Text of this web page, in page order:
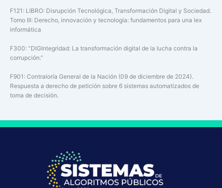
F121: LIBRO: Disrupción Tecnológica, Transformación Digital y Sociedad.
Tomo III: Derecho, innovación y tecnología: fundamentos para una lex
informática
F300: “DIGIntegridad: La transformación digital de la lucha contra la
corrupción.”
F901: Contraloría General de la Nación (09 de diciembre de 2024).
Respuesta a derecho de petición sobre 6 sistemas automatizados de
toma de decisión.